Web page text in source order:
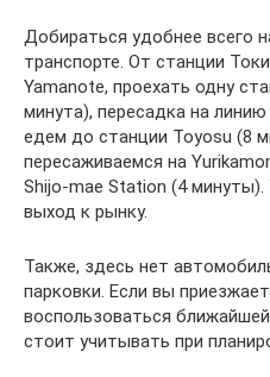
Добираться удобнее всего
транспорте. От станции
Yamanote, проехать одну
минута), пересадка на
едем до станции Toyosu (8
пересаживаемся на
Shijo-mae Station (4
выход к рынку.
Также, здесь нет
парковки. Если вы
воспользоваться
стоит учитывать при